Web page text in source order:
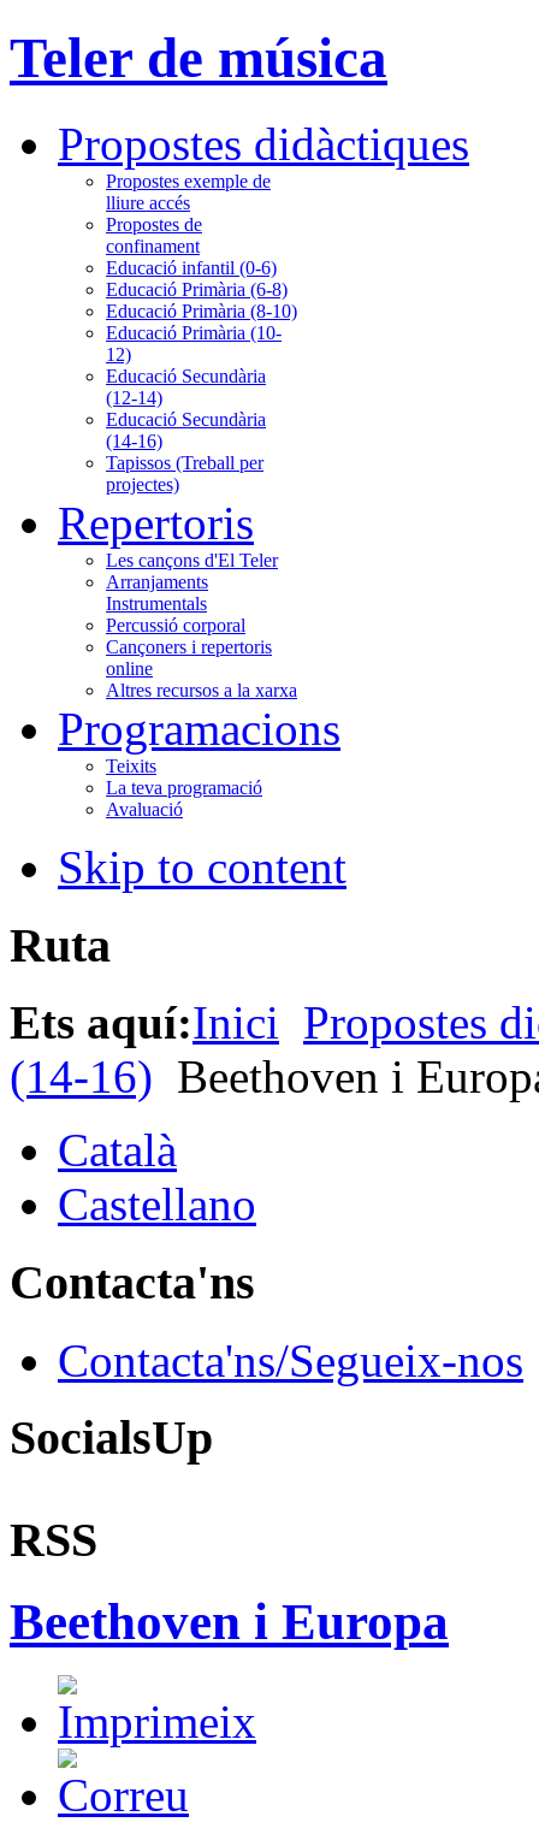
Teler de música
Propostes didàctiques
Propostes exemple de
lliure accés
Propostes de
confinament
Educació infantil (0-6)
Educació Primària (6-8)
Educació Primària (8-10)
Educació Primària (10-
12)
Educació Secundària
(12-14)
Educació Secundària
(14-16)
Tapissos (Treball per
projectes)
Repertoris
Les cançons d'El Teler
Arranjaments
Instrumentals
Percussió corporal
Cançoners i repertoris
online
Altres recursos a la xarxa
Programacions
Teixits
La teva programació
Avaluació
Skip to content
Ruta
Ets aquí:Inici Propostes
(14-16) Beethoven i
Català
Castellano
Contacta'ns
Contacta'ns/Segueix-nos
SocialsUp
RSS
Beethoven i Europa